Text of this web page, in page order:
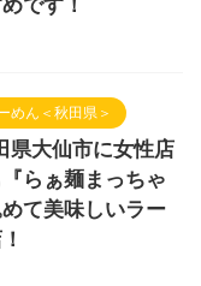
です！
めん＜秋田県＞
県大仙市に女性店
らぁ麺まっちゃ
て美味しいラー